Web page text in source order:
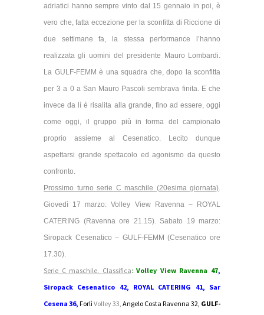
adriatici hanno sempre vinto dal 15 gennaio in poi, è
vero che, fatta eccezione per la sconfitta di Riccione di
due settimane fa, la stessa performance l’hanno
realizzata gli uomini del presidente Mauro Lombardi.
La GULF-FEMM è una squadra che, dopo la sconfitta
per 3 a 0 a San Mauro Pascoli sembrava finita. E che
invece da lì è risalita alla grande, fino ad essere, oggi
come oggi, il gruppo più in forma del campionato
proprio assieme al Cesenatico. Lecito dunque
aspettarsi grande spettacolo ed agonismo da questo
confronto.
Prossimo turno serie C maschile (20esima giornata).
Giovedì 17 marzo: Volley View Ravenna – ROYAL
CATERING (Ravenna ore 21.15). Sabato 19 marzo:
Siropack Cesenatico – GULF-FEMM (Cesenatico ore
17.30).
Serie C maschile. Classifica:Volley View Ravenna 47,
Siropack Cesenatico 42, ROYAL CATERING 41, Sar
Cesena 36, Forlì Volley 33, Angelo Costa Ravenna 32, GULF-